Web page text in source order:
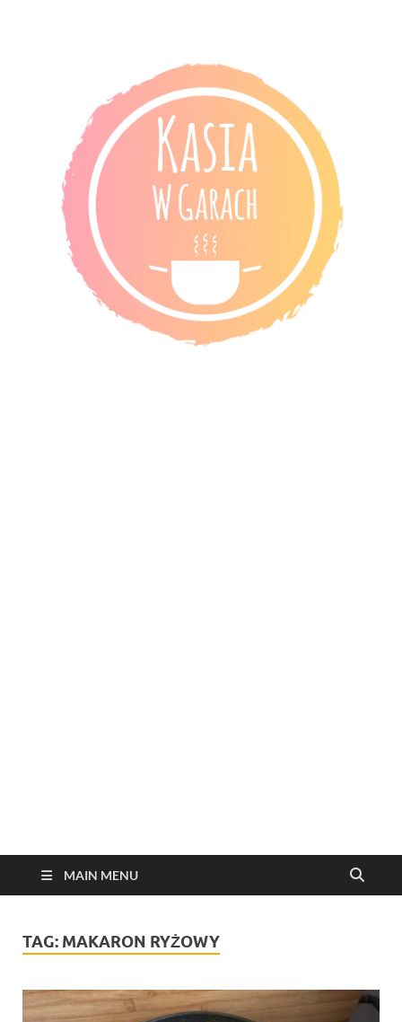
MAIN MENU
TAG: MAKARON RYŻOWY